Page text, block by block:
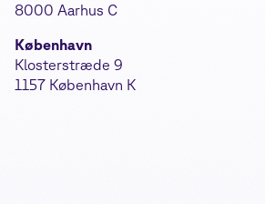
8000 Aarhus C
København
Klosterstræde 9
1157 København K